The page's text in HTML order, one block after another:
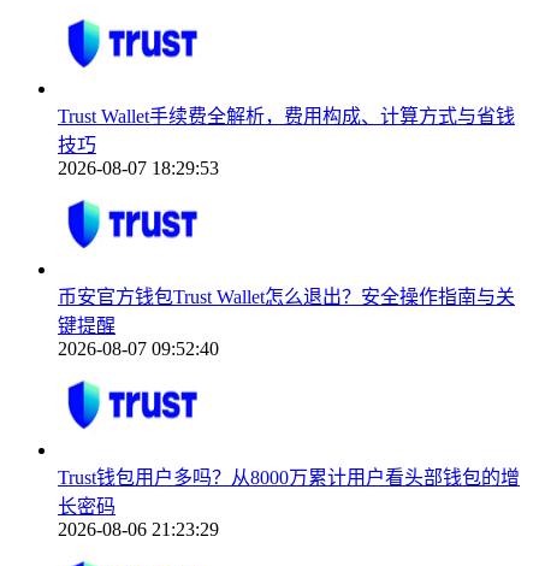
Trust Wallet手续费全解析，费用构成、计算方式与省钱
技巧
2026-08-07 18:29:53
币安官方钱包Trust Wallet怎么退出？安全操作指南与关
键提醒
2026-08-07 09:52:40
Trust钱包用户多吗？从8000万累计用户看头部钱包的增
长密码
2026-08-06 21:23:29